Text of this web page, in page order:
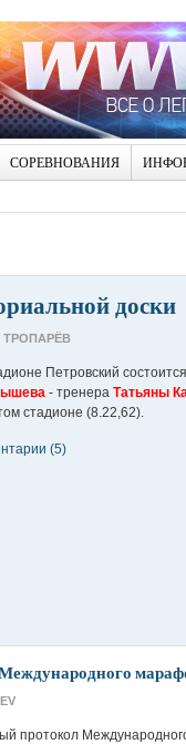
СОРЕВНОВАНИЯ
доски
ТРОПАРЁВ
Петровский
- тренера Татьяны
стадионе (8.22,62).
(5)
протокол